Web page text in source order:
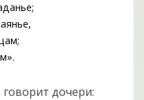
дочери: